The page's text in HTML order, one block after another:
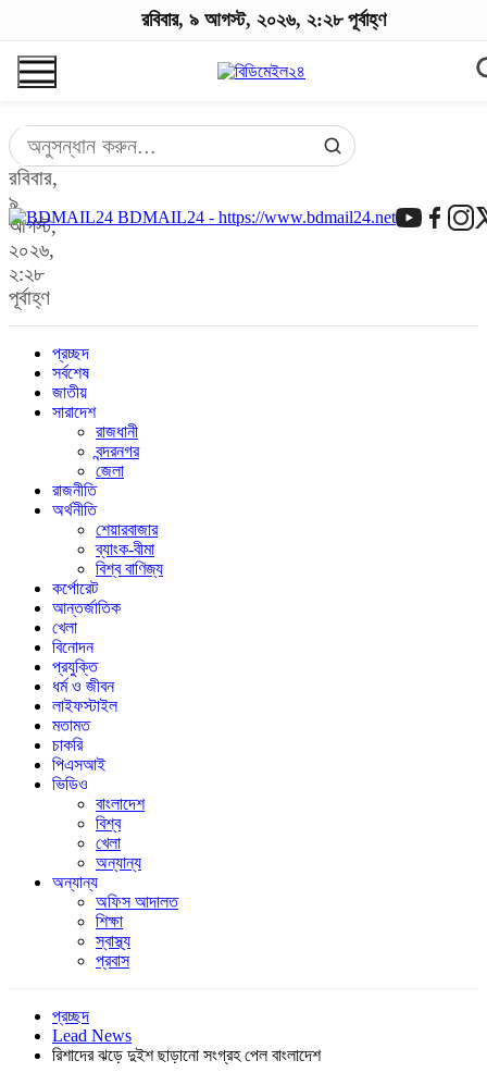
রবিবার,
৯
আগস্ট,
২০২৬,
২:২৮
পূর্বাহ্ণ
BDMAIL24 - https://www.bdmail24.net
প্রচ্ছদ
সর্বশেষ
জাতীয়
সারাদেশ
রাজধানী
বন্দরনগর
জেলা
রাজনীতি
অর্থনীতি
শেয়ারবাজার
ব্যাংক-বীমা
বিশ্ব বাণিজ্য
কর্পোরেট
আন্তর্জাতিক
খেলা
বিনোদন
প্রযুক্তি
ধর্ম ও জীবন
লাইফস্টাইল
মতামত
চাকরি
পিএসআই
ভিডিও
বাংলাদেশ
বিশ্ব
খেলা
অন্যান্য
অন্যান্য
অফিস আদালত
শিক্ষা
স্বাস্থ্য
প্রবাস
রবিবার, ৯ আগস্ট, ২০২৬, ২:২৮ পূর্বাহ্ণ
প্রচ্ছদ
Lead News
রিশাদের ঝড়ে দুইশ ছাড়ানো সংগ্রহ পেল বাংলাদেশ